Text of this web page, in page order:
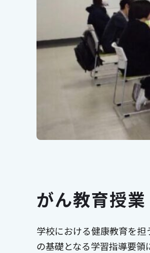
がん教育授業
学校における健康教育を
の基礎となる学習指導要